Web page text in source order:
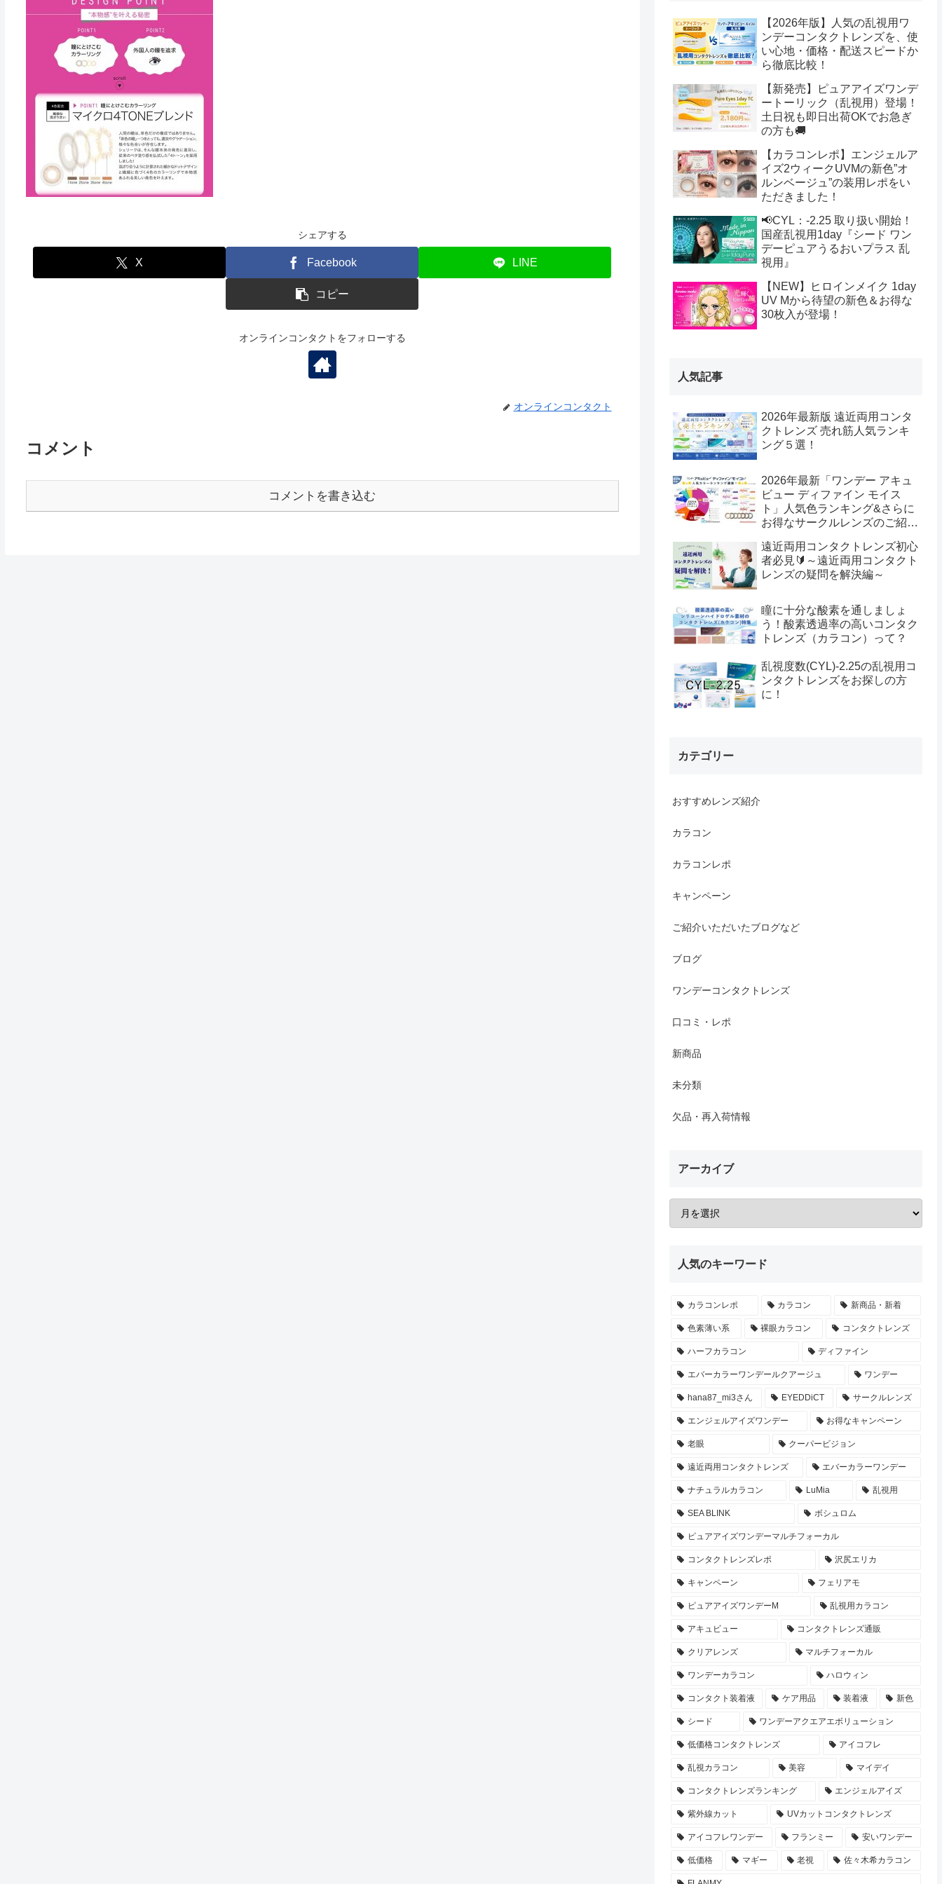
シェアする
X Facebook LINE
コピー
オンラインコンタクトをフォローする
オンラインコンタクト
コメント
コメントを書き込む
【2026年版】人気の乱視用ワ
ンデーコンタクトレンズを、使
い心地・価格・配送スピードか
ら徹底比較！
【新発売】ピュアアイズワンデ
ートーリック（乱視用）登場！
土日祝も即日出荷OKでお急ぎ
の方も🚚
【カラコンレポ】エンジェルア
イズ2ウィークUVMの新色”オ
ルンベージュ”の装用レポをい
ただきました！
📢CYL：-2.25 取り扱い開始！
国産乱視用1day『シード ワン
デーピュアうるおいプラス 乱
視用』
【NEW】ヒロインメイク 1day
UV Mから待望の新色＆お得な
30枚入が登場！
人気記事
2026年最新版 遠近両用コンタ
クトレンズ 売れ筋人気ランキ
ング５選！
2026年最新「ワンデー アキュ
ビュー ディファイン モイス
ト」人気色ランキング&さらに
お得なサークルレンズのご紹
遠近両用コンタクトレンズ初心
者必見🔰～遠近両用コンタクト
レンズの疑問を解決編～
瞳に十分な酸素を通しましょ
う！酸素透過率の高いコンタク
トレンズ（カラコン）って？
乱視度数(CYL)-2.25の乱視用コ
ンタクトレンズをお探しの方
に！
カテゴリー
おすすめレンズ紹介
カラコン
カラコンレポ
キャンペーン
ご紹介いただいたブログなど
ブログ
ワンデーコンタクトレンズ
口コミ・レポ
新商品
未分類
欠品・再入荷情報
アーカイブ
人気のキーワード
カラコンレポ カラコン 新商品・新着
色素薄い系 裸眼カラコン コンタクトレンズ
ハーフカラコン ディファイン
エバーカラーワンデールクアージュ ワンデー
hana87_mi3さん EYEDDiCT サークルレンズ
エンジェルアイズワンデー お得なキャンペーン
老眼 クーパービジョン
遠近両用コンタクトレンズ エバーカラーワンデー
ナチュラルカラコン LuMia 乱視用
SEA BLINK ボシュロム
ピュアアイズワンデーマルチフォーカル
コンタクトレンズレポ 沢尻エリカ
キャンペーン フェリアモ
ピュアアイズワンデーM 乱視用カラコン
アキュビュー コンタクトレンズ通販
クリアレンズ マルチフォーカル
ワンデーカラコン ハロウィン
コンタクト装着液 ケア用品 装着液 新色
シード ワンデーアクエアエボリューション
低価格コンタクトレンズ アイコフレ
乱視カラコン 美容 マイデイ
コンタクトレンズランキング エンジェルアイズ
紫外線カット UVカットコンタクトレンズ
アイコフレワンデー フランミー 安いワンデー
低価格 マギー 老視 佐々木希カラコン